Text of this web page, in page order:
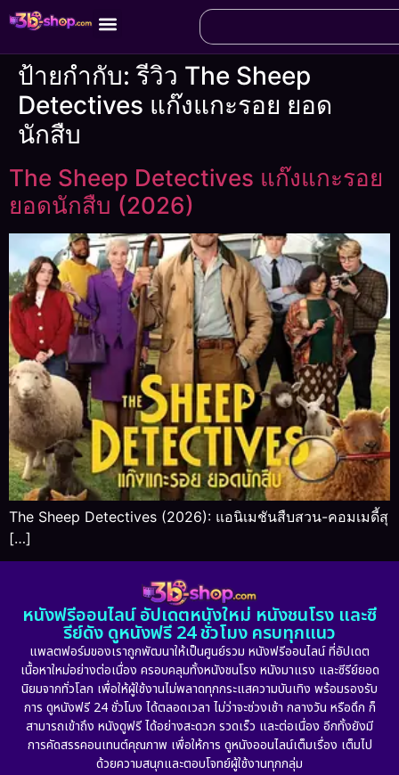
ป้ายกำกับ:รีวิว The Sheep
Detectives แก๊งแกะรอย ยอด
นักสืบ
The Sheep Detectives แก๊งแกะรอย
ยอดนักสืบ (2026)
The Sheep Detectives (2026): แอนิเมชันสืบสวน-คอมเมดี้สุ
[…]
หนังฟรีออนไลน์ อัปเดตหนังใหม่ หนังชนโรง และซี
รีย์ดัง ดูหนังฟรี 24 ชั่วโมง ครบทุกแนว
แพลตฟอร์มของเราถูกพัฒนาให้เป็นศูนย์รวม หนังฟรีออนไลน์ ที่อัปเดต
เนื้อหาใหม่อย่างต่อเนื่อง ครอบคลุมทั้งหนังชนโรง หนังมาแรง และซีรีย์ยอด
นิยมจากทั่วโลก เพื่อให้ผู้ใช้งานไม่พลาดทุกกระแสความบันเทิง พร้อมรองรับ
การ ดูหนังฟรี 24 ชั่วโมง ได้ตลอดเวลา ไม่ว่าจะช่วงเช้า กลางวัน หรือดึก ก็
สามารถเข้าถึง หนังดูฟรี ได้อย่างสะดวก รวดเร็ว และต่อเนื่อง อีกทั้งยังมี
การคัดสรรคอนเทนต์คุณภาพ เพื่อให้การ ดูหนังออนไลน์เต็มเรื่อง เต็มไป
ด้วยความสนุกและตอบโจทย์ผู้ใช้งานทุกกลุ่ม